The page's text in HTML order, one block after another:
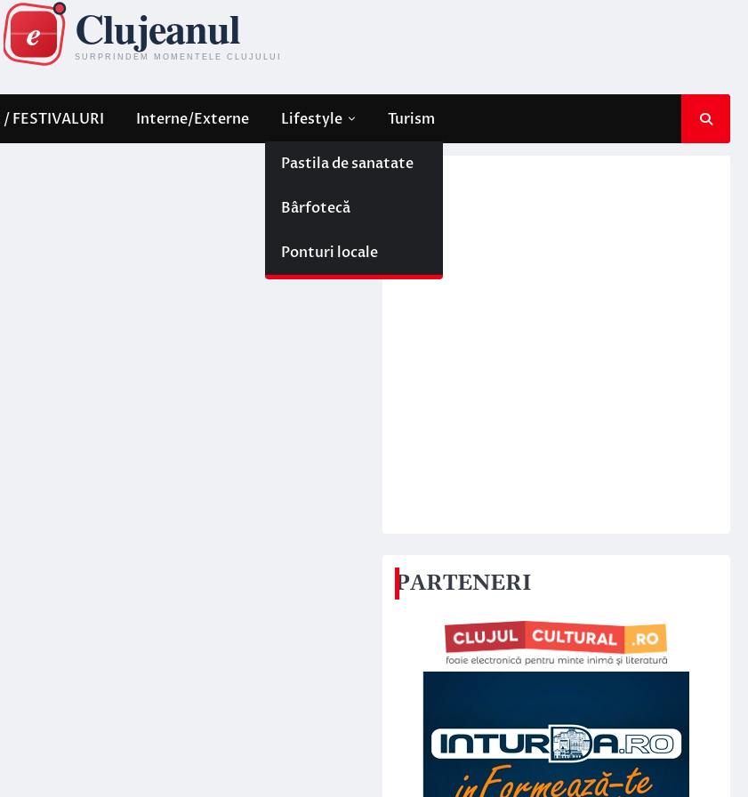
FESTIVALURI Interne/Externe Lifestyle
Pastila de sanatate
Bârfotecă
Ponturi locale
Turism
PARTENERI